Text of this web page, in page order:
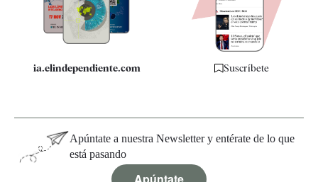
Especificaciones
ia.elindependiente.com Suscríbete
Apúntate a nuestra Newsletter y entérate de lo que
está pasando